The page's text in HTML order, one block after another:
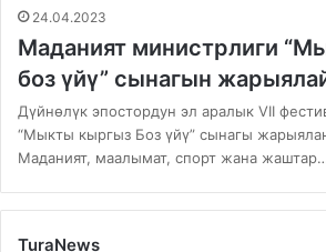
24.04.2023
Маданият министрлиги
боз үйү” сынагын
Дүйнөлүк эпостордун эл аралык VII
“Мыкты кыргыз Боз үйү” сынагы
Маданият, маалымат, спорт жана
TuraNews